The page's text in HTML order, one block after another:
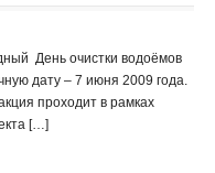
День очистки водоёмов
дату – 7 июня 2009 года.
проходит в рамках
[…]